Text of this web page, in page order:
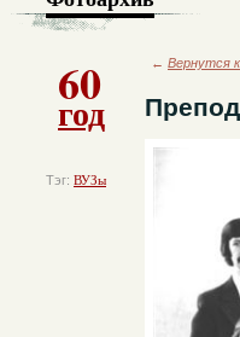
60
год
Тэг: ВУЗы
← Вернутся